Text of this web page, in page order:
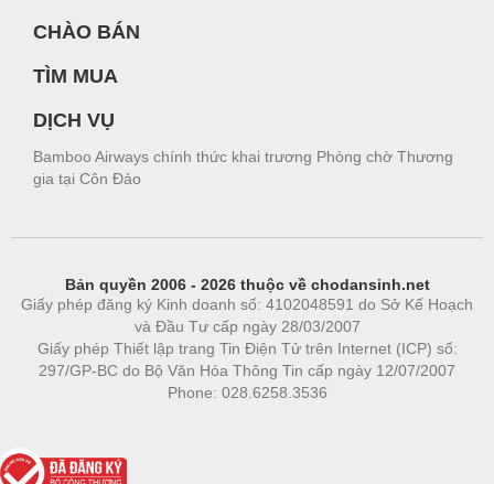
CHÀO BÁN
TÌM MUA
DỊCH VỤ
Bamboo Airways chính thức khai trương Phòng chờ Thương
gia tại Côn Đảo
Bản quyền 2006 - 2026 thuộc về chodansinh.net
Giấy phép đăng ký Kinh doanh số: 4102048591 do Sở Kế Hoạch
và Đầu Tư cấp ngày 28/03/2007
Giấy phép Thiết lập trang Tin Điện Tử trên Internet (ICP) số:
297/GP-BC do Bộ Văn Hóa Thông Tin cấp ngày 12/07/2007
Phone: 028.6258.3536